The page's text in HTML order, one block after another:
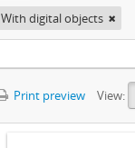
With digital objects
Print preview View: